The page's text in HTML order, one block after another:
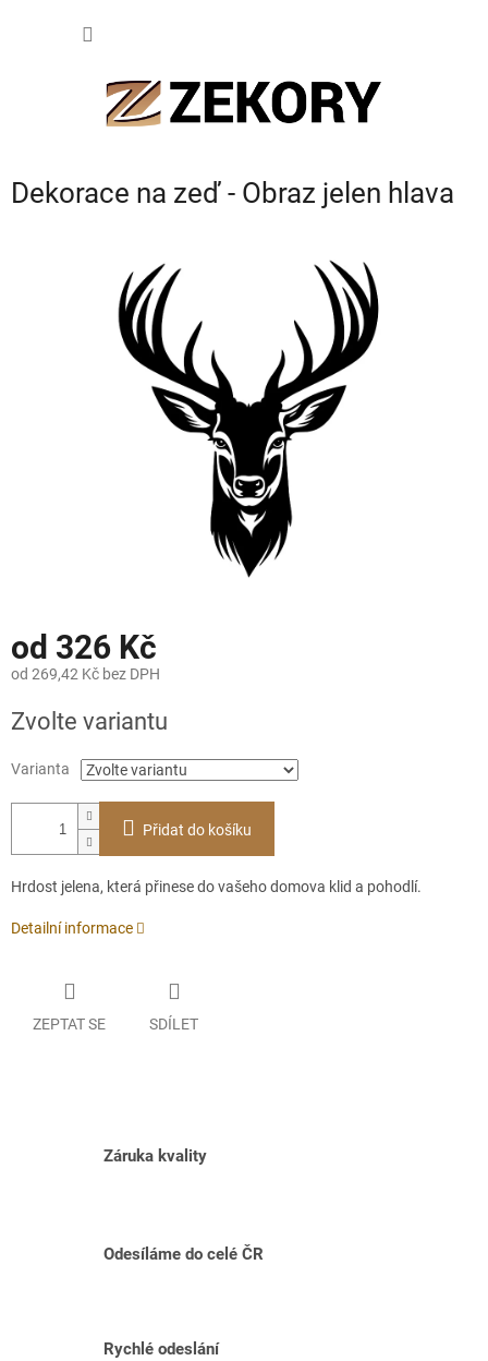
Dekorace na zeď - Obraz jelen hlava
od 326 Kč
od 269,42 Kč bez DPH
cena:
Zvolte variantu
Varianta
Přidat do košíku
Hrdost jelena, která přinese do vašeho domova klid a pohodlí.
Detailní informace
ZEPTAT SE SDÍLET
Záruka kvality
Odesíláme do celé ČR
Rychlé odeslání